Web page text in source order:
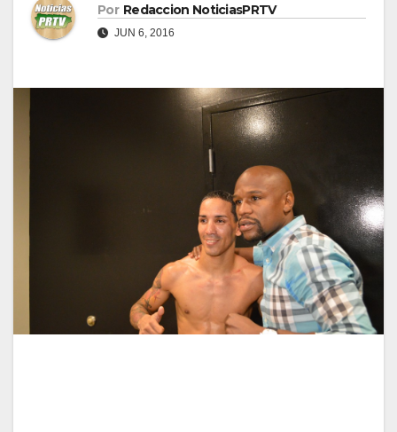
Por Redaccion NoticiasPRTV
JUN 6, 2016